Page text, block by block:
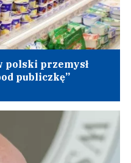
polski przemysł
publiczkę”